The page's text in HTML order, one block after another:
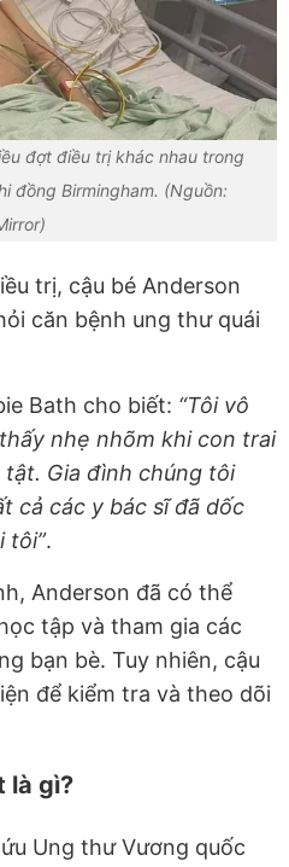
đợt điều trị khác nhau trong
đồng Birmingham. (Nguồn:
trị, cậu bé Anderson
căn bệnh ung thư quái
Bath cho biết: “Tôi vô
nhẹ nhõm khi con trai
Gia đình chúng tôi
cả các y bác sĩ đã dốc
tôi”.
Anderson đã có thể
tập và tham gia các
bạn bè. Tuy nhiên, cậu
để kiểm tra và theo dõi
là gì?
Ung thư Vương quốc